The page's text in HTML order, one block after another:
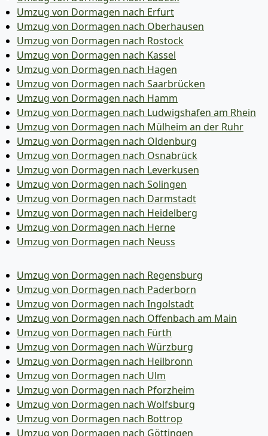
Umzug von Dormagen nach Erfurt
Umzug von Dormagen nach Oberhausen
Umzug von Dormagen nach Rostock
Umzug von Dormagen nach Kassel
Umzug von Dormagen nach Hagen
Umzug von Dormagen nach Saarbrücken
Umzug von Dormagen nach Hamm
Umzug von Dormagen nach Ludwigshafen am Rhein
Umzug von Dormagen nach Mülheim an der Ruhr
Umzug von Dormagen nach Oldenburg
Umzug von Dormagen nach Osnabrück
Umzug von Dormagen nach Leverkusen
Umzug von Dormagen nach Solingen
Umzug von Dormagen nach Darmstadt
Umzug von Dormagen nach Heidelberg
Umzug von Dormagen nach Herne
Umzug von Dormagen nach Neuss
Umzug von Dormagen nach Regensburg
Umzug von Dormagen nach Paderborn
Umzug von Dormagen nach Ingolstadt
Umzug von Dormagen nach Offenbach am Main
Umzug von Dormagen nach Fürth
Umzug von Dormagen nach Würzburg
Umzug von Dormagen nach Heilbronn
Umzug von Dormagen nach Ulm
Umzug von Dormagen nach Pforzheim
Umzug von Dormagen nach Wolfsburg
Umzug von Dormagen nach Bottrop
Umzug von Dormagen nach Göttingen